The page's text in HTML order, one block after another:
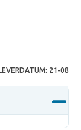
21-08